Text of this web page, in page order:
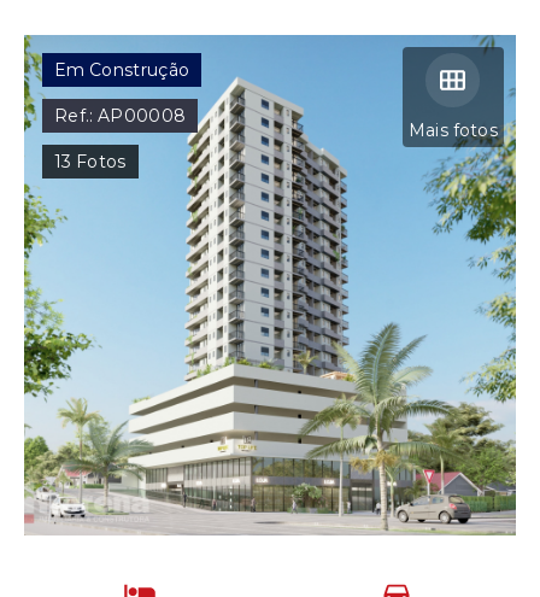
Mais fotos
Em Construção
Ref.:AP00008
13 Fotos